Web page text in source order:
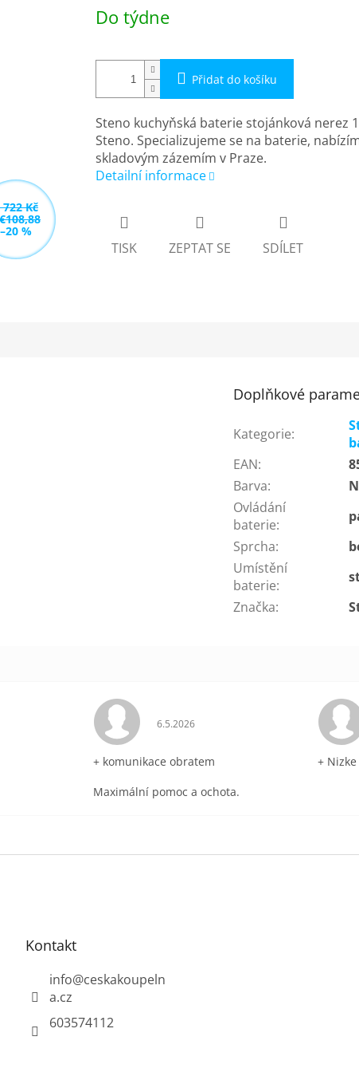
722 Kč
–20 %
cena:
Do týdne
Přidat do košíku
Steno kuchyňská baterie stojánková nerez
Steno. Specializujeme se na baterie,
skladovým zázemím v Praze.
Detailní informace
TISK ZEPTAT SE SDÍLET
Doplňkové
Kategorie:
EAN:
Barva:
Ovládání
baterie:
Sprcha:
Umístění
baterie:
Značka:
je 5 z 5 hvězdiček. Hodnocení obchodu je 5 z 5 hvězdiček.
6.5.2026
+ komunikace obratem
Maximální pomoc a ochota.
+
Kontakt
info@ceskakoupeln
a.cz
603574112